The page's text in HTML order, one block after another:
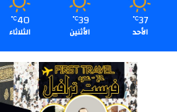
37
℃
الأحد
39
℃
الأثنين
40
℃
الثلاثاء